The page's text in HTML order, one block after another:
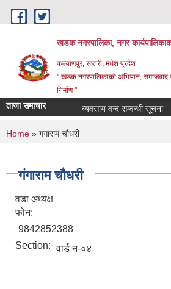
Skip to main content
खडक नगरपालिका, नगर
कल्याणपुर, सप्तरी, मधेश प्रदेश
" खडक नगरपालिकाको अभियान,
निर्माण "
ताजा समाचार व्यवसाय वन्द सम्वन्धी सूचना
You are here
Home » गंगाराम चौधरी
गंगाराम चौधरी
वडा अध्यक्ष
फोन:
9842852388
Section: वार्ड न-०४